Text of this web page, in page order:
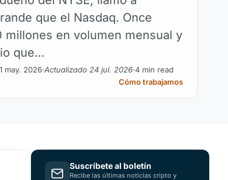
que el Nasdaq. Once
millones en volumen mensual y
que…
may. 2026 Actualizado 24 jul. 2026 4 min read
Cómo trabajamos
Suscríbete al boletín
Recibe las últimas noticias cripto y